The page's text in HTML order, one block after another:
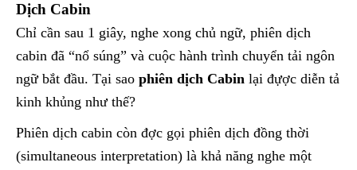
Dịch Cabin
Chỉ cần sau 1 giây, nghe xong chủ ngữ, phiên dịch
cabin đã “nổ súng” và cuộc hành trình chuyển tải ngôn
ngữ bắt đầu. Tại sao phiên dịch Cabin lại đựợc diễn tả
kinh khủng như thế?
Phiên dịch cabin còn đợc gọi phiên dịch đồng thời
(simultaneous interpretation) là khả năng nghe một